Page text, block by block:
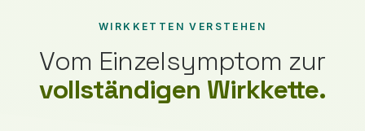
WIRKKETTEN VERSTEHEN
Vom Einzelsymptom zur
vollständigen Wirkkette.